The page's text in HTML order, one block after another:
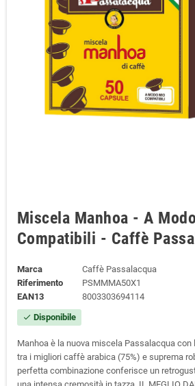
Miscela Manhoa - A
Compatibili - Caffè
Marca
Caffè Passalacqua
Riferimento
PSMMMA50X1
EAN13
8003303694114
check Disponibile
Manhoa è la nuova miscela Passalacqua
tra i migliori caffè arabica (75%) e suprema
perfetta combinazione conferisce un